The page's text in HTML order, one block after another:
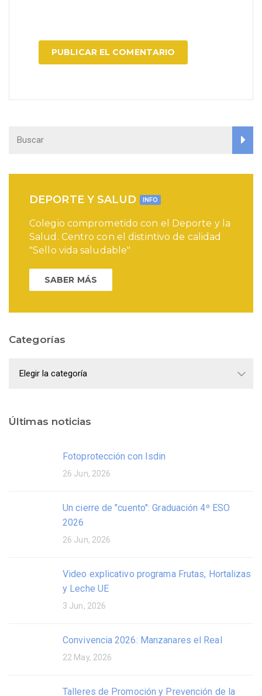
DEPORTE Y SALUD INFO
Colegio comprometido con el Deporte y la
Salud. Centro con el distintivo de calidad
"Sello vida saludable"
SABER MÁS
Categorías
Últimas noticias
Fotoprotección con Isdin
26 Jun, 2026
Un cierre de "cuento": Graduación 4º ESO
2026
26 Jun, 2026
Video explicativo programa Frutas, Hortalizas
y Leche UE
3 Jun, 2026
Convivencia 2026: Manzanares el Real
22 May, 2026
Talleres de Promoción y Prevención de la